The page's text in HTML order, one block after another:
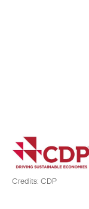
Credits: CDP